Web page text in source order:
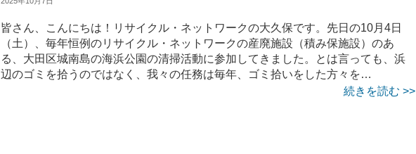
皆さん、こんにちは！リサイクル・ネットワークの大久保です。先日の10月4日
（土）、毎年恒例のリサイクル・ネットワークの産廃施設（積み保施設）のあ
る、大田区城南島の海浜公園の清掃活動に参加してきました。とは言っても、浜
辺のゴミを拾うのではなく、我々の任務は毎年、ゴミ拾いをした方々を…
続きを読む >>